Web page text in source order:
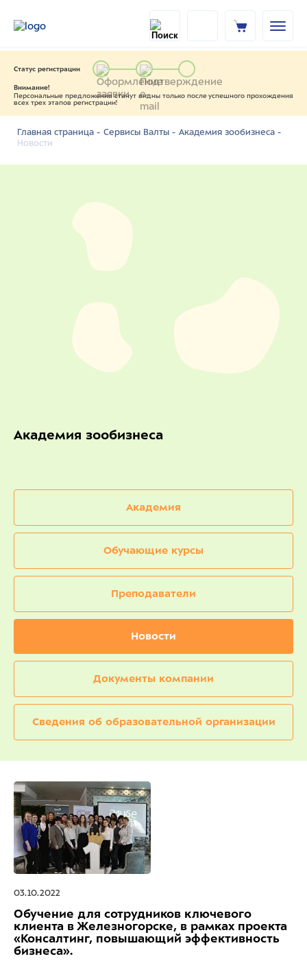
Статус регистрации
Внимание!
Персональные предложения станут видны только после успешного прохождения
всех трех этапов регистрации!
Главная страница - Сервисы Валты - Академия зообизнеса -
Новости
Академия зообизнеса
Академия
Обучающие курсы
Преподаватели
Новости
Документы компании
Сведения об образовательной организации
03.10.2022
Обучение для сотрудников ключевого
клиента в Железногорске, в рамках проекта
«Консалтинг, повышающий эффективность
бизнеса».